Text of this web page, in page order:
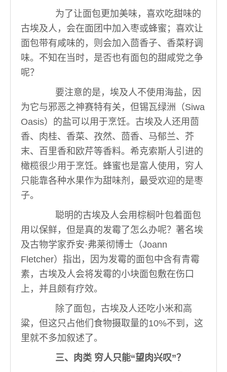
为了让面包更加美味，喜欢吃甜味的
古埃及人，会在面团中加入枣或蜂蜜；喜欢让
面包带有咸味的，则会加入茴香子、香菜籽调
味。不知在当时，是否也有面包的甜咸党之争
呢？
要注意的是，埃及人不使用海盐，因
为它与邪恶之神赛特有关，但锡瓦绿洲（Siwa
Oasis）的盐可以用于烹饪。古埃及人还用茴
香、肉桂、香菜、孜然、茴香、马郁兰、芥
末、百里香和欧芹等香料。希克索斯人引进的
橄榄很少用于烹饪。蜂蜜也是富人使用，穷人
只能靠各种水果作为甜味剂，最受欢迎的是枣
子。
聪明的古埃及人会用棕榈叶包着面包
用以保鲜，但是真的发霉了怎么办呢？著名埃
及古物学家乔安·弗莱彻博士（Joann
Fletcher）指出，因为发霉的面包中含有青霉
素，古埃及人会将发霉的小块面包敷在伤口
上，并且颇有疗效。
除了面包，古埃及人还吃小米和高
粱，但这只占他们食物摄取量的10%不到，这
里就不多加叙述了。
三、肉类 穷人只能“望肉兴叹”？